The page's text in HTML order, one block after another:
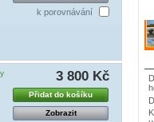
k porovnávání
3 800 Kč
Přidat do košíku
Zobrazit